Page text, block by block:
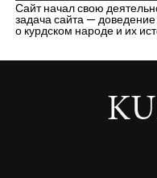
Сайт начал свою
задача сайта —
о курдском народе и их